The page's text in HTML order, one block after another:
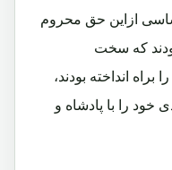
ماده 24 قانون اساسی ازاین حق محروم
که سخت
انداخته بودند،
را با پادشاه و